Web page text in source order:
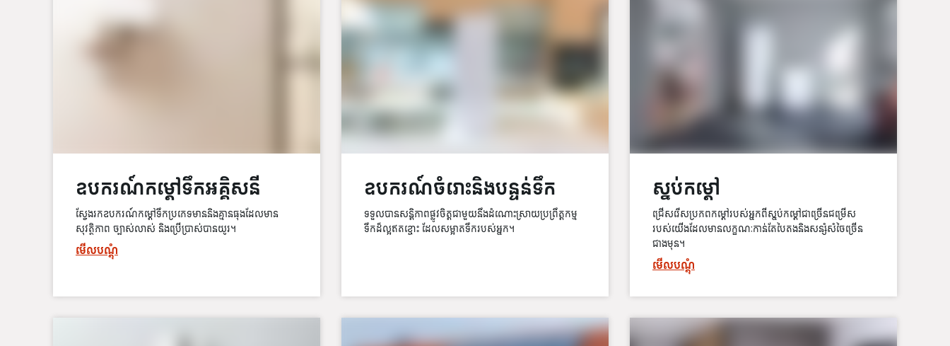
ឧបករណ៍កម្តៅទឹកអគ្គិសនី
ស្វែងរកឧបករណ៍កម្តៅទឹកប្រភេទមាននិងគ្មានធុងដែលមាន
សុវត្ថិភាព ច្បាស់លាស់ និងប្រើប្រាស់បានយូរ។
មើលបណ្ដុំ
ឧបករណ៍ចំរោះនិងបន្ទន់ទឹក
ទទួលបានសន្តិភាពផ្លូវចិត្តជាមួយនឹងដំណោះស្រាយប្រព្រឹត្តកម្ម
ទឹកដ៏ល្អឥតខ្ចោះ ដែលសម្អាតទឹករបស់អ្នក។
ស្នប់កម្ដៅ
ជ្រើសរើសប្រភពកម្ដៅរបស់អ្នកពីស្នប់កម្ដៅជាច្រើនជម្រើស
របស់យើងដែលមានលក្ខណៈកាន់តែបៃតងនិងសន្សំសំចៃច្រើន
ជាងមុន។
មើលបណ្ដុំ